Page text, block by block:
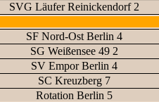
SVG Läufer Reinickendorf 2
SF Nord-Ost Berlin 4
SG Weißensee 49 2
SV Empor Berlin 4
SC Kreuzberg 7
Rotation Berlin 5